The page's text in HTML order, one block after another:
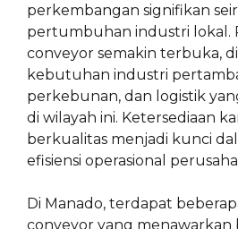
perkembangan signifikan
pertumbuhan industri lokal.
conveyor semakin terbuka,
kebutuhan industri
perkebunan, dan logistik
di wilayah ini. Ketersediaan
berkualitas menjadi kunci
efisiensi operasional
Di Manado, terdapat
conveyor yang